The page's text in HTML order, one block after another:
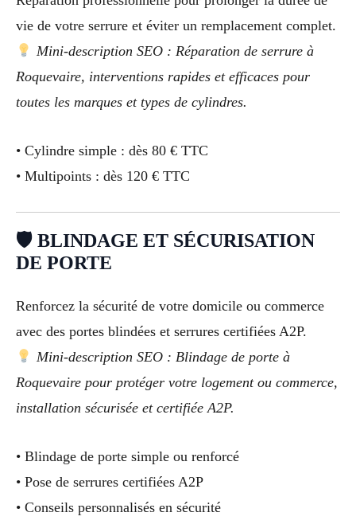
vie de votre serrure et éviter un remplacement complet.
Mini-description SEO : Réparation de serrure à
Roquevaire, interventions rapides et efficaces pour
toutes les marques et types de cylindres.
• Cylindre simple : dès 80 € TTC
• Multipoints : dès 120 € TTC
🛡 BLINDAGE ET SÉCURISATION
DE PORTE
Renforcez la sécurité de votre domicile ou commerce
avec des portes blindées et serrures certifiées A2P.
Mini-description SEO : Blindage de porte à
Roquevaire pour protéger votre logement ou commerce,
installation sécurisée et certifiée A2P.
• Blindage de porte simple ou renforcé
• Pose de serrures certifiées A2P
• Conseils personnalisés en sécurité